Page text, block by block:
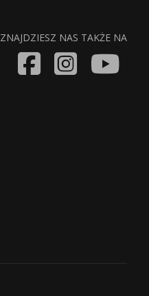
ZNAJDZIESZ NAS TAKŻE NA